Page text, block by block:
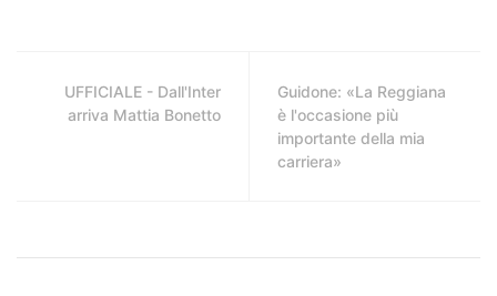
UFFICIALE - Dall'Inter
arriva Mattia Bonetto
Guidone: «La Reggiana
è l'occasione più
importante della mia
carriera»